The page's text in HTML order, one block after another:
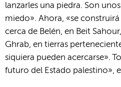
lanzarles una piedra. Son
miedo». Ahora, «se
cerca de Belén, en Beit
Ghrab, en tierras
siquiera pueden acercarse».
futuro del Estado palestino»,